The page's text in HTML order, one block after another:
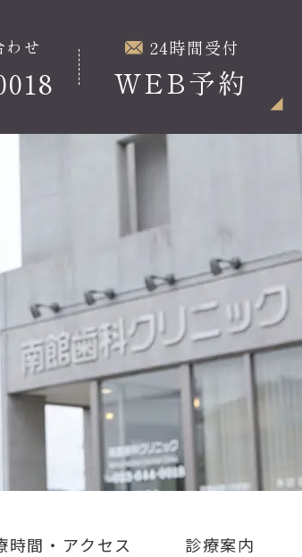
せ 24時間受付
WEB予約
時間・アクセス 診療案内